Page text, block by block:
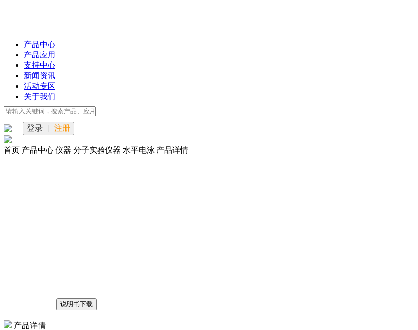
产品中心
产品应用
支持中心
新闻资讯
活动专区
关于我们
登录 注册
首页 产品中心 仪器 分子实验仪器 水平电泳 产品详情
说明书下载
产品详情